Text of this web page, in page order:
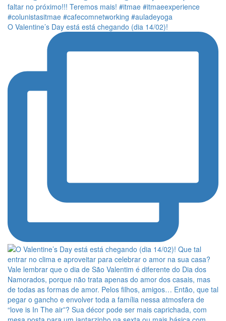
O Valentine’s Day está está chegando (dia 14/02)!